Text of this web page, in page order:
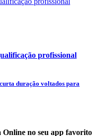
profissional
duração voltados para
Online no seu app favorito